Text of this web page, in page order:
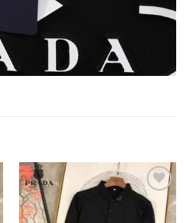
Add to
wishlist